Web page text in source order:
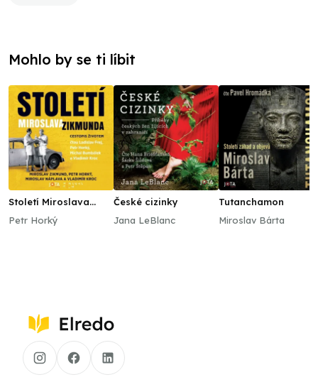
Mohlo by se ti líbit
Století Miroslava
Petr Horký
České cizinky
Jana LeBlanc
Tutanchamon
Miroslav Bárta